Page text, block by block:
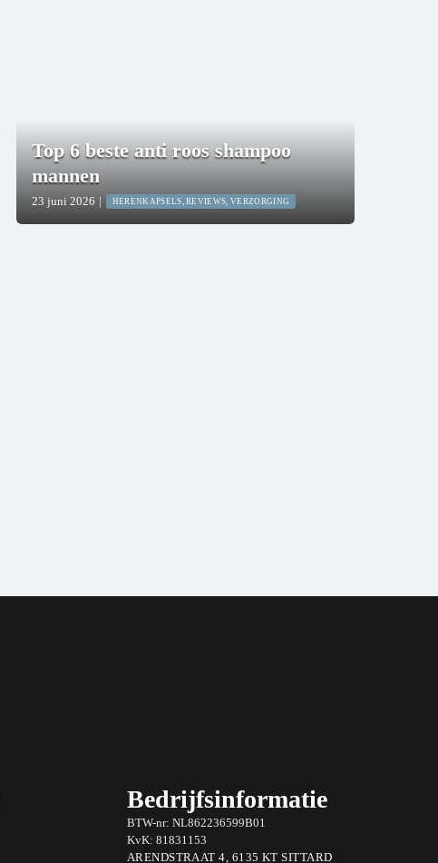
Top 6 beste anti roos shampoo
mannen
23 juni 2026 | HERENKAPSELS, REVIEWS, VERZORGING
Bedrijfsinformatie
BTW-nr: NL862236599B01
KvK: 81831153
ARENDSTRAAT 4, 6135 KT SITTARD